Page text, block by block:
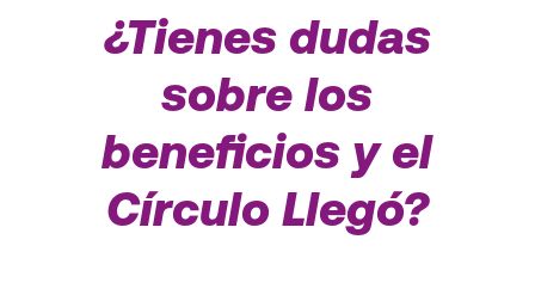
¿Tienes dudas
sobre los
beneficios y el
Círculo Llegó?